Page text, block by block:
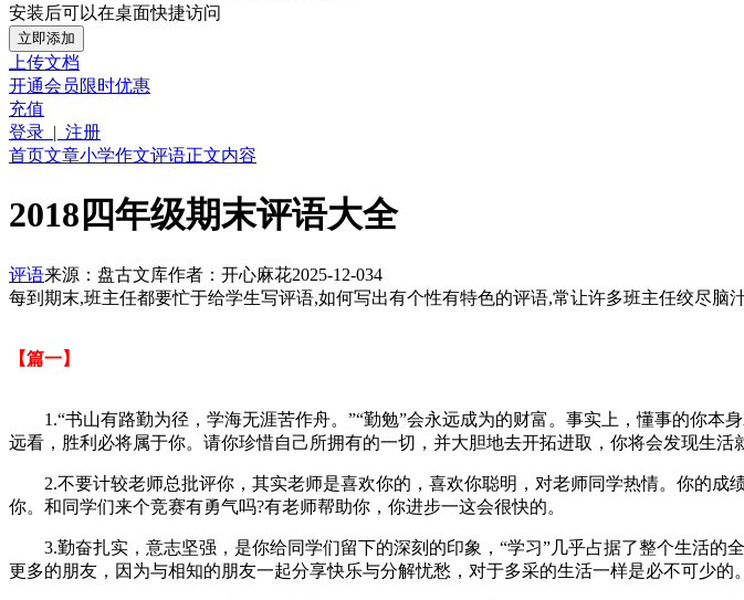
安装后可以在桌面快捷访问
立即添加
上传文档
开通会员限时优惠
充值
登录 | 注册
首页文章小学作文评语正文内容
2018四年级期末评语大全
评语来源：盘古文库作者：开心麻花2025-12-034
每到期末,班主任都要忙于给学生写评语,如何写出有个性有特色的评语,常让许多班主任绞尽脑
【篇一】
1.“书山有路勤为径，学海无涯苦作舟。”“勤勉”会永远成为的财富。事实上，懂事的你本
远看，胜利必将属于你。请你珍惜自己所拥有的一切，并大胆地去开拓进取，你将会发现生活
2.不要计较老师总批评你，其实老师是喜欢你的，喜欢你聪明，对老师同学热情。你的成
你。和同学们来个竞赛有勇气吗?有老师帮助你，你进步一这会很快的。
3.勤奋扎实，意志坚强，是你给同学们留下的深刻的印象，“学习”几乎占据了整个生活的
更多的朋友，因为与相知的朋友一起分享快乐与分解忧愁，对于多采的生活一样是必不可少的。